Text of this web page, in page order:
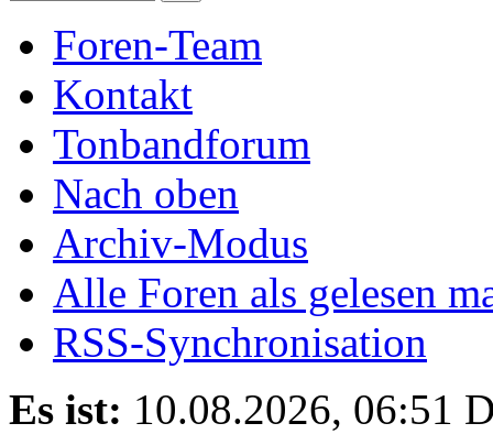
Foren-Team
Kontakt
Tonbandforum
Nach oben
Archiv-Modus
Alle Foren als gelesen
RSS-Synchronisation